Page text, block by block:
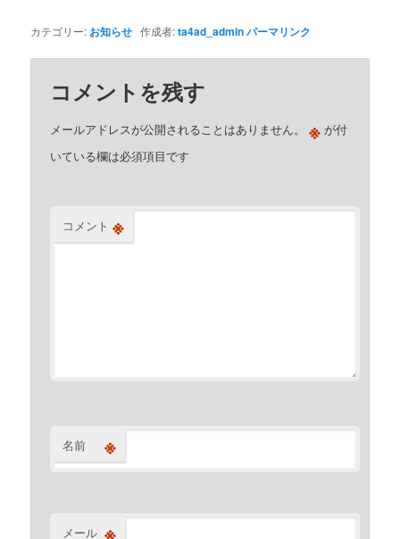
カテゴリー: お知らせ 作成者:ta4ad_adminパーマリンク
コメントを残す
メールアドレスが公開されることはありません。 ※ が付
いている欄は必須項目です
コメント ※
名前 ※
メール ※